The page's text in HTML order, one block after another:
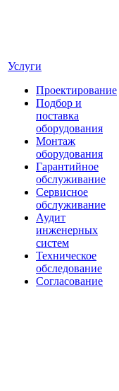
Услуги
Проектирование
Подбор и
поставка
оборудования
Монтаж
оборудования
Гарантийное
обслуживание
Сервисное
обслуживание
Аудит
инженерных
систем
Техническое
обследование
Согласование